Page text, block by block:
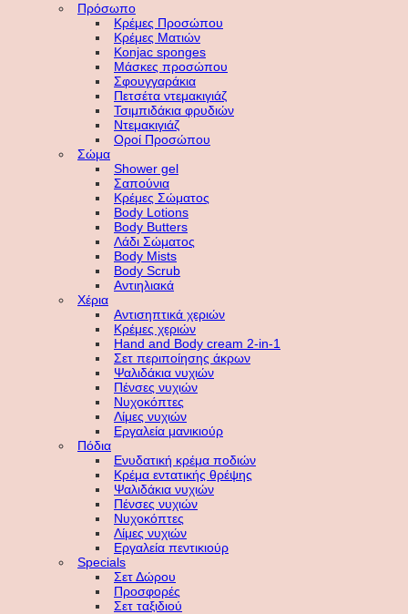
Πρόσωπο
Κρέμες Προσώπου
Κρέμες Ματιών
Konjac sponges
Μάσκες προσώπου
Σφουγγαράκια
Πετσέτα ντεμακιγιάζ
Τσιμπιδάκια φρυδιών
Ντεμακιγιάζ
Οροί Προσώπου
Σώμα
Shower gel
Σαπούνια
Κρέμες Σώματος
Body Lotions
Body Butters
Λάδι Σώματος
Body Mists
Body Scrub
Αντιηλιακά
Χέρια
Αντισηπτικά χεριών
Κρέμες χεριών
Hand and Body cream 2-in-1
Σετ περιποίησης άκρων
Ψαλιδάκια νυχιών
Πένσες νυχιών
Νυχοκόπτες
Λίμες νυχιών
Εργαλεία μανικιούρ
Πόδια
Ενυδατική κρέμα ποδιών
Κρέμα εντατικής θρέψης
Ψαλιδάκια νυχιών
Πένσες νυχιών
Νυχοκόπτες
Λίμες νυχιών
Εργαλεία πεντικιούρ
Specials
Σετ Δώρου
Προσφορές
Σετ ταξιδιού